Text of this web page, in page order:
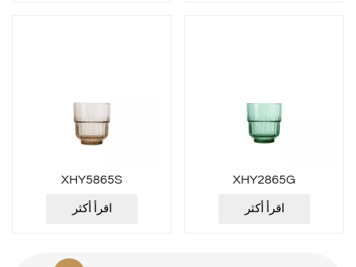
XHY5865S
اقرأ أكثر
XHY2865G
اقرأ أكثر